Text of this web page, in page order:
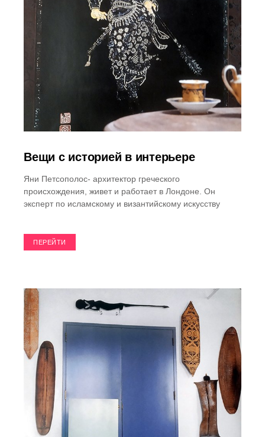
Вещи с историей в интерьере
Яни Петсополос- архитектор греческого
происхождения, живет и работает в Лондоне. Он
эксперт по исламскому и византийскому искусству
ПЕРЕЙТИ